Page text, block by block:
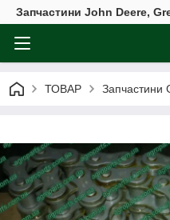
Запчастини John Deere,
ТОВАР Запчастини